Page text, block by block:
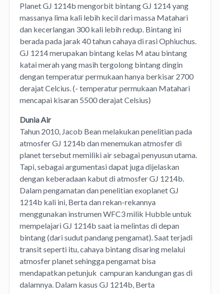
Planet GJ 1214b mengorbit bintang GJ 1214 yang
massanya lima kali lebih kecil dari massa Matahari
dan kecerlangan 300 kali lebih redup. Bintang ini
berada pada jarak 40 tahun cahaya di rasi Ophiuchus.
GJ 1214 merupakan bintang kelas M atau bintang
katai merah yang masih tergolong bintang dingin
dengan temperatur permukaan hanya berkisar 2700
derajat Celcius. (- temperatur permukaan Matahari
mencapai kisaran 5500 derajat Celsius)
Dunia Air
Tahun 2010, Jacob Bean melakukan penelitian pada
atmosfer GJ 1214b dan menemukan atmosfer di
planet tersebut memiliki air sebagai penyusun utama.
Tapi, sebagai argumentasi dapat juga dijelaskan
dengan keberadaan kabut di atmosfer GJ 1214b.
Dalam pengamatan dan penelitian exoplanet GJ
1214b kali ini, Berta dan rekan-rekannya
menggunakan instrumen WFC3 milik Hubble untuk
mempelajari GJ 1214b saat ia melintas di depan
bintang (dari sudut pandang pengamat). Saat terjadi
transit seperti itu, cahaya bintang disaring melalui
atmosfer planet sehingga pengamat bisa
mendapatkan petunjuk campuran kandungan gas di
dalamnya. Dalam kasus GJ 1214b, Berta